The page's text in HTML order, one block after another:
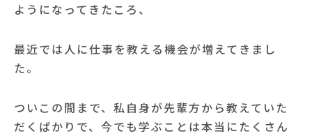
ようになってきたころ、
最近では人に仕事を教える機会が増えてきまし
た。
ついこの間まで、私自身が先輩方から教えていた
だくばかりで、今でも学ぶことは本当にたくさん